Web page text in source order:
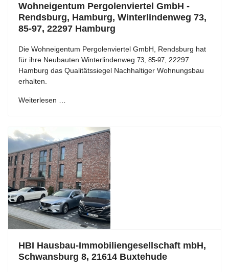
Wohneigentum Pergolenviertel GmbH -
Rendsburg, Hamburg, Winterlindenweg 73,
85-97, 22297 Hamburg
Die Wohneigentum Pergolenviertel GmbH, Rendsburg hat
für ihre Neubauten Winterlindenweg 73, 85-97 , 22297
Hamburg das Qualitätssiegel Nachhaltiger Wohnungsbau
erhalten.
Weiterlesen …
HBI Hausbau-Immobiliengesellschaft mbH,
Schwansburg 8, 21614 Buxtehude